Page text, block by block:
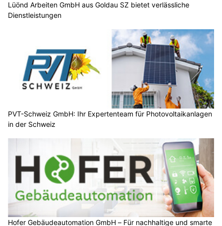
Lüönd Arbeiten GmbH aus Goldau SZ bietet verlässliche
Dienstleistungen
PVT-Schweiz GmbH: Ihr Expertenteam für Photovoltaikanlagen
in der Schweiz
Hofer Gebäudeautomation GmbH – Für nachhaltige und smarte